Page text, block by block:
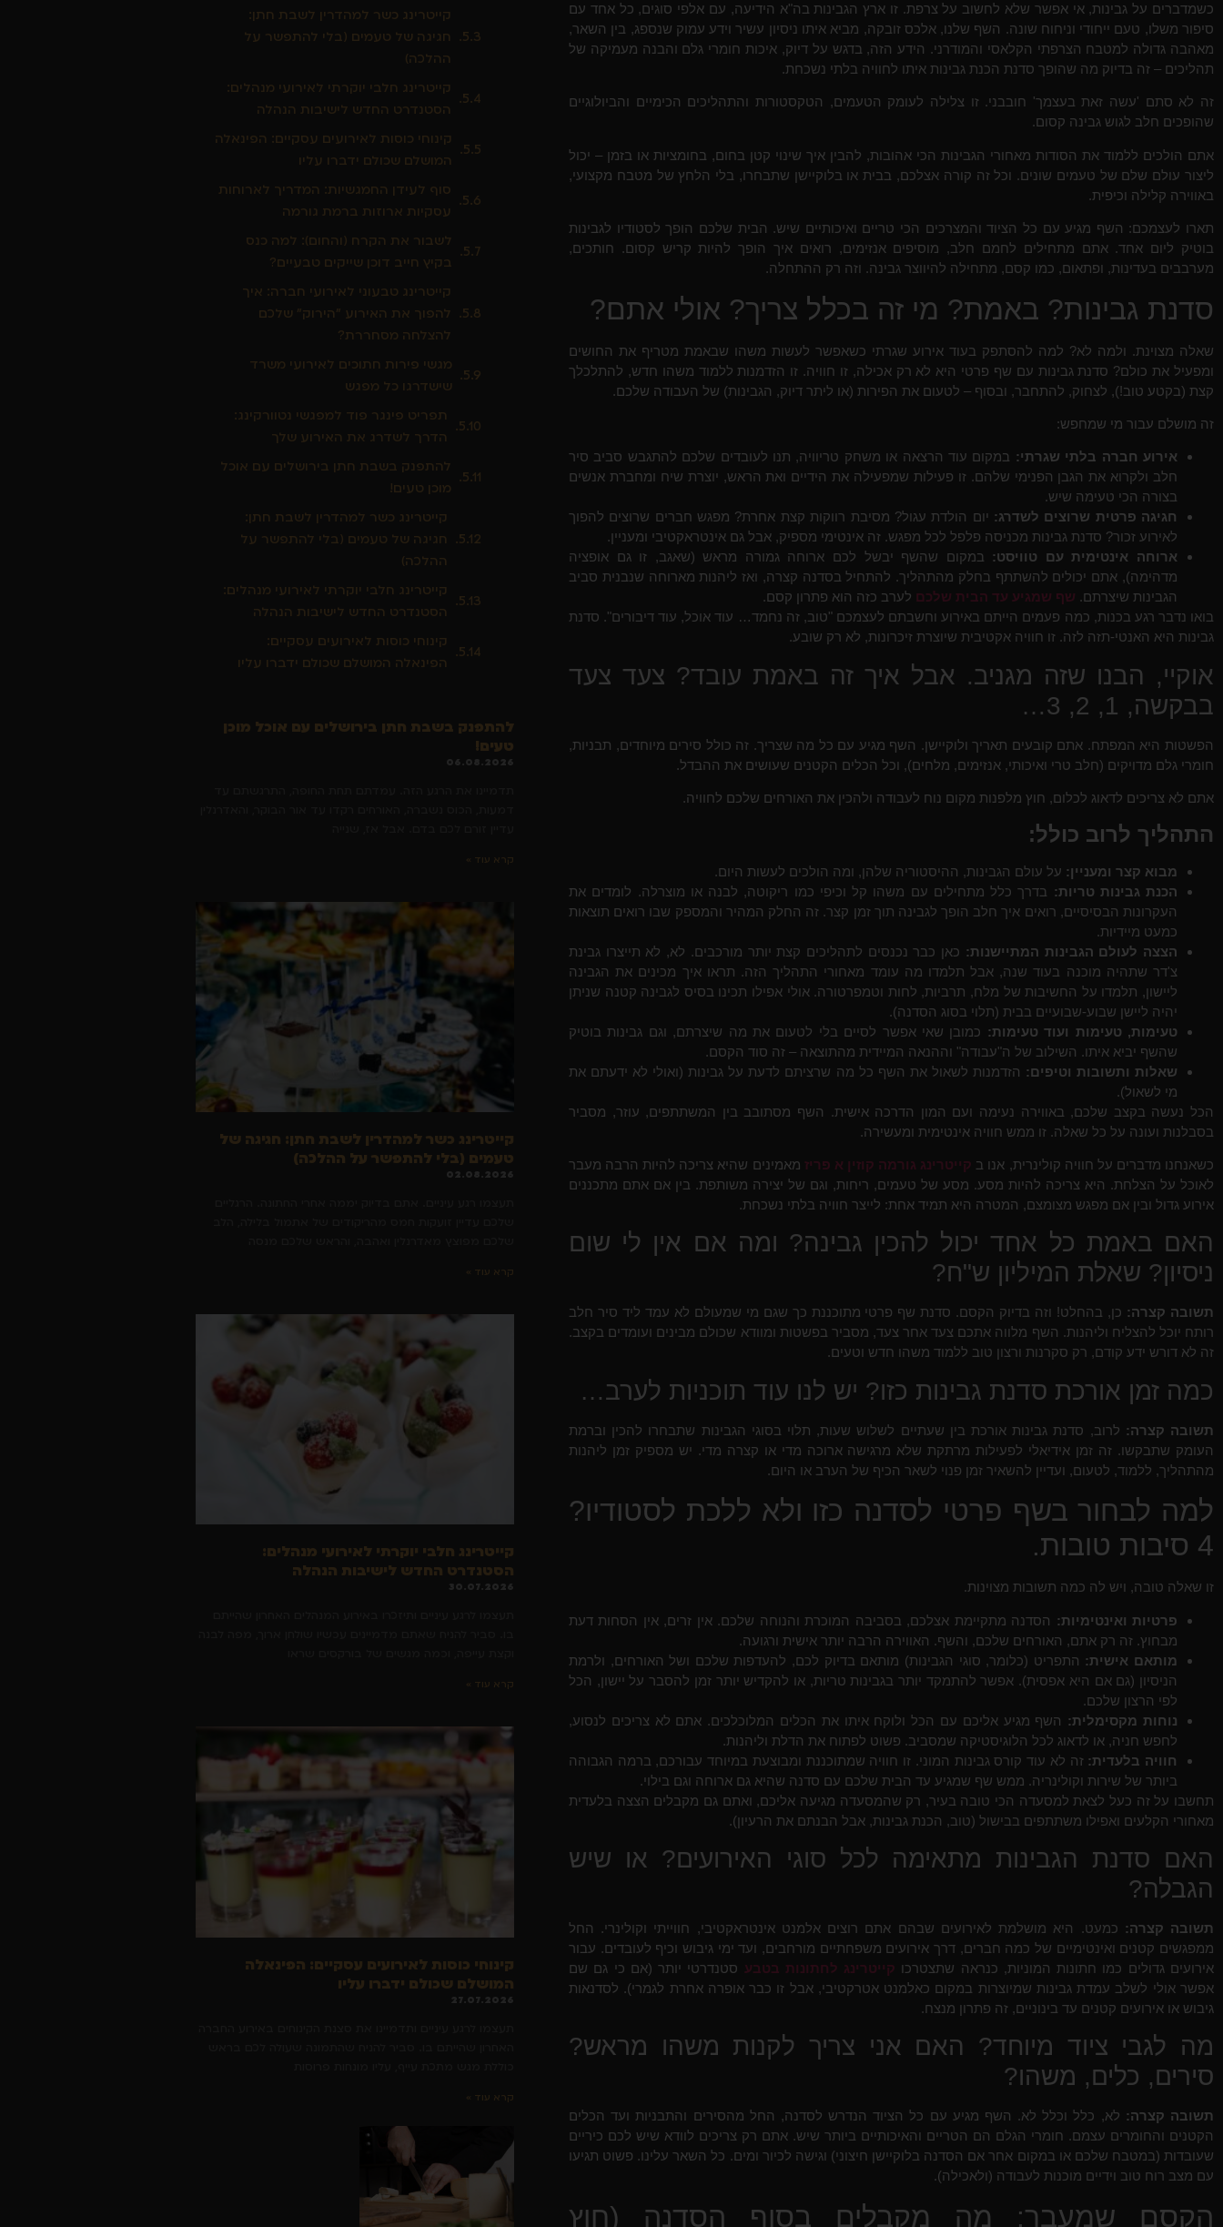
כשמדברים על גבינות, אי אפשר שלא לחשוב על צרפת. זו ארץ הגבינות בה"א הידיעה, עם אלפי סוגים, כל אחד עם
סיפור משלו, טעם ייחודי וניחוח שונה. השף שלנו, אלכס זובקה, מביא איתו ניסיון עשיר וידע עמוק שנספג, בין השאר,
מאהבה גדולה למטבח הצרפתי הקלאסי והמודרני. הידע הזה, בדגש על דיוק, איכות חומרי גלם והבנה מעמיקה של
תהליכים – זה בדיוק מה שהופך סדנת הכנת גבינות איתו לחוויה בלתי נשכחת.
זה לא סתם 'עשה זאת בעצמך' חובבני. זו צלילה לעומק הטעמים, הטקסטורות והתהליכים הכימיים והביולוגיים
שהופכים חלב לגוש גבינה קסום.
אתם הולכים ללמוד את הסודות מאחורי הגבינות הכי אהובות, להבין איך שינוי קטן בחום, בחומציות או בזמן – יכול
ליצור עולם שלם של טעמים שונים. וכל זה קורה אצלכם, בבית או בלוקיישן שתבחרו, בלי הלחץ של מטבח מקצועי,
באווירה קלילה וכיפית.
תארו לעצמכם: השף מגיע עם כל הציוד והמצרכים הכי טריים ואיכותיים שיש. הבית שלכם הופך לסטודיו לגבינות
בוטיק ליום אחד. אתם מתחילים לחמם חלב, מוסיפים אנזימים, רואים איך הופך להיות קריש קסום. חותכים,
מערבבים בעדינות, ופתאום, כמו קסם, מתחילה להיווצר גבינה. וזה רק ההתחלה.
סדנת גבינות? באמת? מי זה בכלל צריך? אולי אתם?
שאלה מצוינת. ולמה לא? למה להסתפק בעוד אירוע שגרתי כשאפשר לעשות משהו שבאמת מטריף את החושים
ומפעיל את כולם? סדנת גבינות עם שף פרטי היא לא רק אכילה, זו חוויה. זו הזדמנות ללמוד משהו חדש, להתלכלך
קצת (בקטע טוב!), לצחוק, להתחבר, ובסוף – לטעום את הפירות (או ליתר דיוק, הגבינות) של העבודה שלכם.
זה מושלם עבור מי שמחפש:
אירוע חברה בלתי שגרתי: במקום עוד הרצאה או משחק טריוויה, תנו לעובדים שלכם להתגבש סביב סיר
חלב ולקרוא את הגבן הפנימי שלהם. זו פעילות שמפעילה את הידיים ואת הראש, יוצרת שיח ומחברת אנשים
בצורה הכי טעימה שיש.
חגיגה פרטית שרוצים לשדרג: יום הולדת עגול? מסיבת רווקות קצת אחרת? מפגש חברים שרוצים להפוך
לאירוע זכור? סדנת גבינות מכניסה פלפל לכל מפגש. זה אינטימי מספיק, אבל גם אינטראקטיבי ומעניין.
ארוחה אינטימית עם טוויסט:
במקום שהשף יבשל לכם ארוחה גמורה מראש (שאגב, זו גם אופציה
מדהימה), אתם יכולים להשתתף בחלק מהתהליך. להתחיל בסדנה קצרה, ואז ליהנות מארוחה שנבנית סביב
הגבינות שיצרתם. שף שמגיע עד הבית שלכם לערב כזה הוא פתרון קסם.
בואו נדבר רגע בכנות, כמה פעמים הייתם באירוע וחשבתם לעצמכם "טוב, זה נחמד… עוד אוכל, עוד דיבורים". סדנת
גבינות היא האנטי-תזה לזה. זו חוויה אקטיבית שיוצרת זיכרונות, לא רק שובע.
אוקיי, הבנו שזה מגניב. אבל איך זה באמת עובד? צעד צעד
בבקשה, 1, 2, 3…
הפשטות היא המפתח. אתם קובעים תאריך ולוקיישן. השף מגיע עם כל מה שצריך. זה כולל סירים מיוחדים, תבניות,
חומרי גלם מדויקים (חלב טרי ואיכותי, אנזימים, מלחים), וכל הכלים הקטנים שעושים את ההבדל.
אתם לא צריכים לדאוג לכלום, חוץ מלפנות מקום נוח לעבודה ולהכין את האורחים שלכם לחוויה.
התהליך לרוב כולל:
מבוא קצר ומעניין: על עולם הגבינות, ההיסטוריה שלהן, ומה הולכים לעשות היום.
הכנת גבינות טריות: בדרך כלל מתחילים עם משהו קל וכיפי כמו ריקוטה, לבנה או מוצרלה. לומדים את
העקרונות הבסיסיים, רואים איך חלב הופך לגבינה תוך זמן קצר. זה החלק המהיר והמספק שבו רואים תוצאות
כמעט מיידיות.
הצצה לעולם הגבינות המתיישנות: כאן כבר נכנסים לתהליכים קצת יותר מורכבים. לא, לא תייצרו גבינת
צ'דר שתהיה מוכנה בעוד שנה, אבל תלמדו מה עומד מאחורי התהליך הזה. תראו איך מכינים את הגבינה
ליישון, תלמדו על החשיבות של מלח, תרביות, לחות וטמפרטורה. אולי אפילו תכינו בסיס לגבינה קטנה שניתן
יהיה ליישן שבוע-שבועיים בבית (תלוי בסוג הסדנה).
טעימות, טעימות ועוד טעימות: כמובן שאי אפשר לסיים בלי לטעום את מה שיצרתם, וגם גבינות בוטיק
שהשף יביא איתו. השילוב של ה"עבודה" וההנאה המיידית מהתוצאה – זה סוד הקסם.
שאלות ותשובות וטיפים: הזדמנות לשאול את השף כל מה שרציתם לדעת על גבינות (ואולי לא ידעתם את
מי לשאול).
הכל נעשה בקצב שלכם, באווירה נעימה ועם המון הדרכה אישית. השף מסתובב בין המשתתפים, עוזר, מסביר
בסבלנות ועונה על כל שאלה. זו ממש חוויה אינטימית ומעשירה.
כשאנחנו מדברים על חוויה קולינרית, אנו ב קייטרינג גורמה קוזין א פריז מאמינים שהיא צריכה להיות הרבה מעבר
לאוכל על הצלחת. היא צריכה להיות מסע. מסע של טעמים, ריחות, וגם של יצירה משותפת. בין אם אתם מתכננים
אירוע גדול ובין אם מפגש מצומצם, המטרה היא תמיד אחת: לייצר חוויה בלתי נשכחת.
האם באמת כל אחד יכול להכין גבינה? ומה אם אין לי שום
ניסיון? שאלת המיליון ש"ח?
תשובה קצרה: כן, בהחלט! וזה בדיוק הקסם. סדנת שף פרטי מתוכננת כך שגם מי שמעולם לא עמד ליד סיר חלב
רותח יוכל להצליח וליהנות. השף מלווה אתכם צעד אחר צעד, מסביר בפשטות ומוודא שכולם מבינים ועומדים בקצב.
זה לא דורש ידע קודם, רק סקרנות ורצון טוב ללמוד משהו חדש וטעים.
כמה זמן אורכת סדנת גבינות כזו? יש לנו עוד תוכניות לערב…
תשובה קצרה: לרוב, סדנת גבינות אורכת בין שעתיים לשלוש שעות, תלוי בסוגי הגבינות שתבחרו להכין וברמת
העומק שתבקשו. זה זמן אידיאלי לפעילות מרתקת שלא מרגישה ארוכה מדי או קצרה מדי. יש מספיק זמן ליהנות
מהתהליך, ללמוד, לטעום, ועדיין להשאיר זמן פנוי לשאר הכיף של הערב או היום.
למה לבחור בשף פרטי לסדנה כזו ולא ללכת לסטודיו?
4 סיבות טובות.
זו שאלה טובה, ויש לה כמה תשובות מצוינות.
פרטיות ואינטימיות: הסדנה מתקיימת אצלכם, בסביבה המוכרת והנוחה שלכם. אין זרים, אין הסחות דעת
מבחוץ. זה רק אתם, האורחים שלכם, והשף. האווירה הרבה יותר אישית ורגועה.
מותאם אישית: התפריט (כלומר, סוגי הגבינות) מותאם בדיוק לכם, להעדפות שלכם ושל האורחים, ולרמת
הניסיון (גם אם היא אפסית). אפשר להתמקד יותר בגבינות טריות, או להקדיש יותר זמן להסבר על יישון, הכל
לפי הרצון שלכם.
נוחות מקסימלית: השף מגיע אליכם עם הכל ולוקח איתו את הכלים המלוכלכים. אתם לא צריכים לנסוע,
לחפש חניה, או לדאוג לכל הלוגיסטיקה שמסביב. פשוט לפתוח את הדלת וליהנות.
חוויה בלעדית: זה לא עוד קורס גבינות המוני. זו חוויה שמתוכננת ומבוצעת במיוחד עבורכם, ברמה הגבוהה
ביותר של שירות וקולינריה. ממש שף שמגיע עד הבית שלכם עם סדנה שהיא גם ארוחה וגם בילוי.
תחשבו על זה כעל לצאת למסעדה הכי טובה בעיר, רק שהמסעדה מגיעה אליכם, ואתם גם מקבלים הצצה בלעדית
מאחורי הקלעים ואפילו משתתפים בבישול (טוב, הכנת גבינות, אבל הבנתם את הרעיון).
האם סדנת הגבינות מתאימה לכל סוגי האירועים? או שיש
הגבלה?
תשובה קצרה: כמעט. היא מושלמת לאירועים שבהם אתם רוצים אלמנט אינטראקטיבי, חווייתי וקולינרי. החל
ממפגשים קטנים ואינטימיים של כמה חברים, דרך אירועים משפחתיים מורחבים, ועד ימי גיבוש וכיף לעובדים. עבור
אירועים גדולים כמו חתונות המוניות, כנראה שתצטרכו קייטרינג לחתונות בטבע סטנדרטי יותר (אם כי גם שם
אפשר אולי לשלב עמדת גבינות שמיוצרות במקום כאלמנט אטרקטיבי, אבל זו כבר אופרה אחרת לגמרי). לסדנאות
גיבוש או אירועים קטנים עד בינוניים, זה פתרון מנצח.
מה לגבי ציוד מיוחד? האם אני צריך לקנות משהו מראש?
סירים, כלים, משהו?
תשובה קצרה: לא, כלל וכלל לא. השף מגיע עם כל הציוד הנדרש לסדנה, החל מהסירים והתבניות ועד הכלים
הקטנים והחומרים עצמם. חומרי הגלם הם הטריים והאיכותיים ביותר שיש. אתם רק צריכים לוודא שיש לכם כיריים
שעובדות (במטבח שלכם או במקום אחר אם הסדנה בלוקיישן חיצוני) וגישה לכיור ומים. כל השאר עלינו. פשוט תגיעו
עם מצב רוח טוב וידיים מוכנות לעבודה (ולאכילה).
הקסם שמעבר: מה מקבלים בסוף הסדנה (חוץ
קייטרינג כשר למהדרין לשבת חתן:
חגיגה של טעמים (בלי להתפשר על
ההלכה)
קייטרינג חלבי יוקרתי לאירועי מנהלים:
הסטנדרט החדש לישיבות הנהלה
קינוחי כוסות לאירועים עסקיים: הפינאלה
המושלם שכולם ידברו עליו
סוף לעידן החמגשיות: המדריך לארוחות
עסקיות ארוזות ברמת גורמה
לשבור את הקרח (והחום): למה כנס
בקיץ חייב דוכן שייקים טבעיים?
קייטרינג טבעוני לאירועי חברה: איך
להפוך את האירוע "הירוק" שלכם
להצלחה מסחררת?
מגשי פירות חתוכים לאירועי משרד
שישדרגו כל מפגש
תפריט פינגר פוד למפגשי נטוורקינג:
הדרך לשדרג את האירוע שלך
להתפנק בשבת חתן בירושלים עם אוכל
מוכן טעים!
קייטרינג כשר למהדרין לשבת חתן:
חגיגה של טעמים (בלי להתפשר על
ההלכה)
קייטרינג חלבי יוקרתי לאירועי מנהלים:
הסטנדרט החדש לישיבות הנהלה
קינוחי כוסות לאירועים עסקיים:
הפינאלה המושלם שכולם ידברו עליו
להתפנק בשבת חתן בירושלים עם אוכל מוכן
טעים!
06.08.2026
קרא עוד »
קייטרינג כשר למהדרין לשבת חתן: חגיגה של
טעמים (בלי להתפשר על ההלכה)
02.08.2026
קרא עוד »
קייטרינג חלבי יוקרתי לאירועי מנהלים:
הסטנדרט החדש לישיבות הנהלה
30.07.2026
קרא עוד »
קינוחי כוסות לאירועים עסקיים: הפינאלה
המושלם שכולם ידברו עליו
27.07.2026
קרא עוד »